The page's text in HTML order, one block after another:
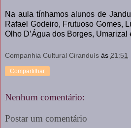
Na aula tínhamos alunos de
Rafael Godeiro, Frutuoso Gomes,
Olho D’Água dos Borges, Umarizal
Companhia Cultural Ciranduís às 21:51
Compartilhar
Nenhum comentário:
Postar um comentário